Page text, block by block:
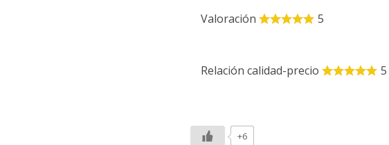
Valoración 5
Relación calidad-precio 5
+6